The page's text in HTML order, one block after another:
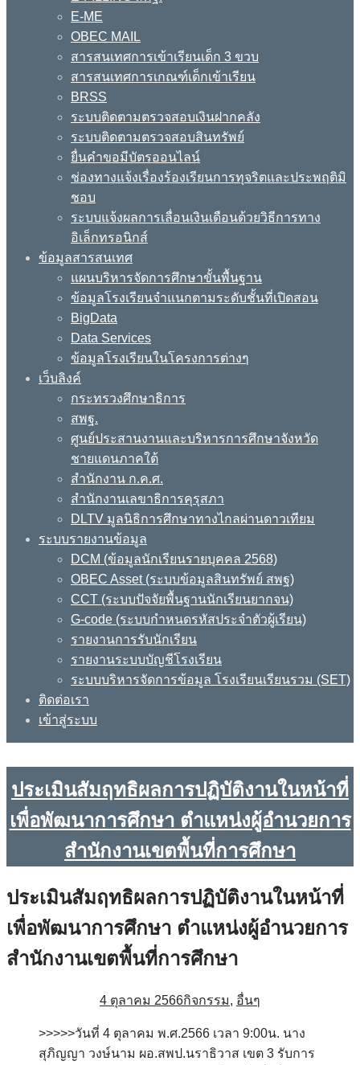
E-ME
OBEC MAIL
สารสนเทศการเข้าเรียนเด็ก 3 ขวบ
สารสนเทศการเกณฑ์เด็กเข้าเรียน
BRSS
ระบบติดตามตรวจสอบเงินฝากคลัง
ระบบติดตามตรวจสอบสินทรัพย์
ยื่นคำขอมีบัตรออนไลน์
ช่องทางแจ้งเรื่องร้องเรียนการทุจริตและประพฤติมิ
ชอบ
ระบบแจ้งผลการเลื่อนเงินเดือนด้วยวิธีการทาง
อิเล็กทรอนิกส์
ข้อมูลสารสนเทศ
แผนบริหารจัดการศึกษาขั้นพื้นฐาน
ข้อมูลโรงเรียนจำแนกตามระดับชั้นที่เปิดสอน
BigData
Data Services
ข้อมูลโรงเรียนในโครงการต่างๆ
เว็บลิงค์
กระทรวงศึกษาธิการ
สพฐ.
ศูนย์ประสานงานและบริหารการศึกษาจังหวัด
ชายแดนภาคใต้
สำนักงาน ก.ค.ศ.
สำนักงานเลขาธิการคุรุสภา
DLTV มูลนิธิการศึกษาทางไกลผ่านดาวเทียม
ระบบรายงานข้อมูล
DCM (ข้อมูลนักเรียนรายบุคคล 2568)
OBEC Asset (ระบบข้อมูลสินทรัพย์ สพฐ)
CCT (ระบบปัจจัยพื้นฐานนักเรียนยากจน)
G-code (ระบบกำหนดรหัสประจำตัวผู้เรียน)
รายงานการรับนักเรียน
รายงานระบบบัญชีโรงเรียน
ระบบบริหารจัดการข้อมูล โรงเรียนเรียนรวม (SET)
ติดต่อเรา
เข้าสู่ระบบ
ประเมินสัมฤทธิผลการปฏิบัติงานในหน้าที่
เพื่อพัฒนาการศึกษา ตำแหน่งผู้อำนวยการ
สำนักงานเขตพื้นที่การศึกษา
ประเมินสัมฤทธิผลการปฏิบัติงานในหน้าที่
เพื่อพัฒนาการศึกษา ตำแหน่งผู้อำนวยการ
สำนักงานเขตพื้นที่การศึกษา
4 ตุลาคม 2566กิจกรรม, อื่นๆ
>>>>>วันที่ 4 ตุลาคม พ.ศ.2566 เวลา 9:00น. นาง
สุภิญญา วงษ์นาม ผอ.สพป.นราธิวาส เขต 3 รับการ